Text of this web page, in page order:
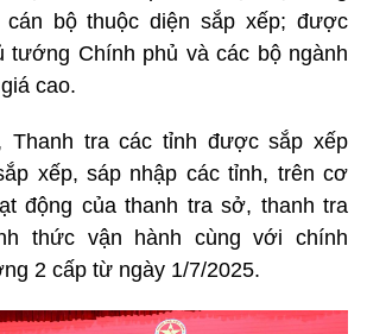
cán bộ thuộc diện sắp xếp; được
tướng Chính phủ và các bộ ngành
cao.
Thanh tra các tỉnh được sắp xếp
xếp, sáp nhập các tỉnh, trên cơ
động của thanh tra sở, thanh tra
thức vận hành cùng với chính
2 cấp từ ngày 1/7/2025.